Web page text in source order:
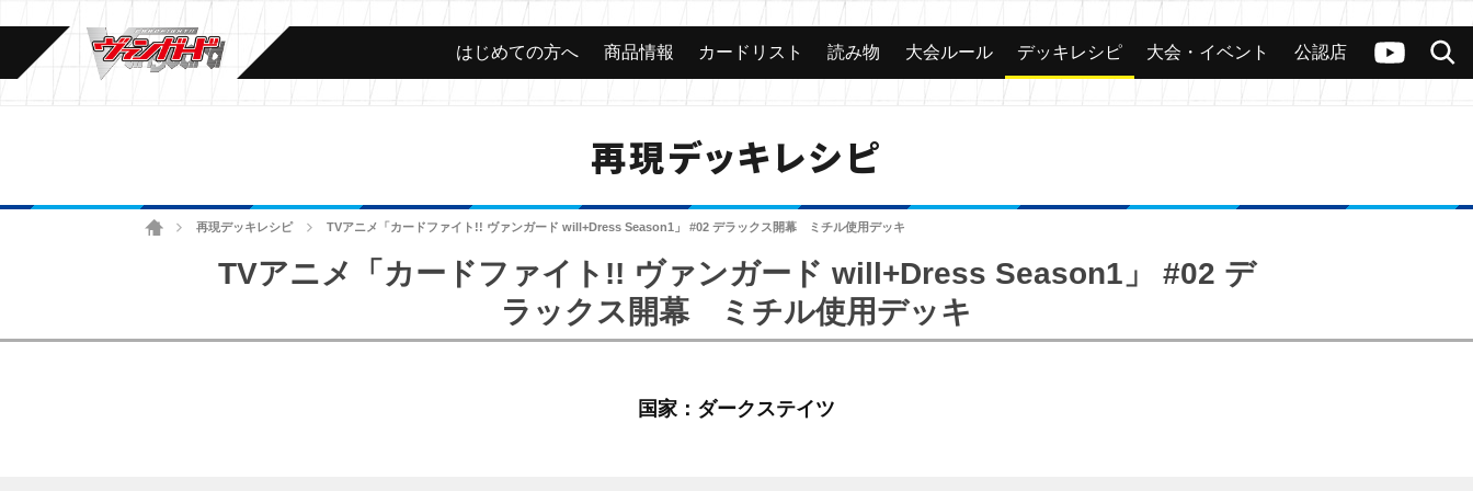
ヴァンガードch
検索
カード 大会 公認店舗 その他
はじめての方へ 商品情報 カードリスト 読み物 大会ルール デッキレシピ 大会・イベント 公認店
再現デッキレシピ
ホーム再現デッキレシピ TVアニメ「カードファイト!! ヴァンガード will+Dress Season1」 #02 デラックス開幕 ミチル使用デッキ
TVアニメ「カードファイト!! ヴァンガード will+Dress Season1」 #02 デ
ラックス開幕 ミチル使用デッキ
国家：ダークステイツ